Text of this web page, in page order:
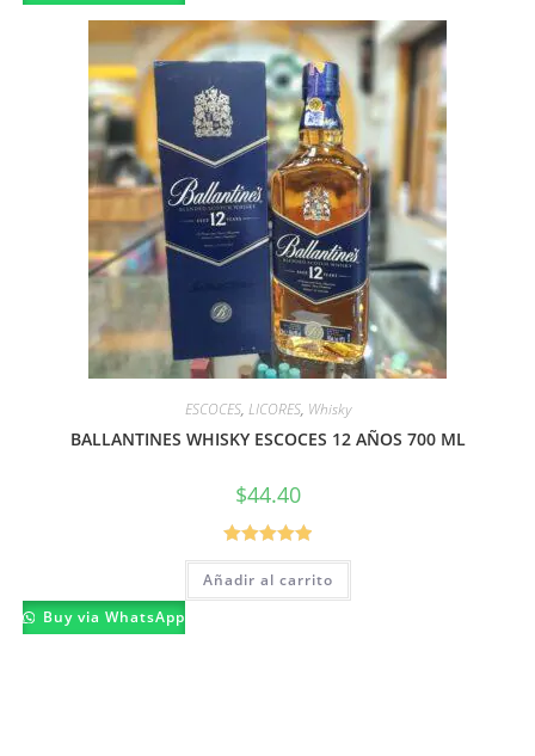
ESCOCES, LICORES, Whisky
BALLANTINES WHISKY ESCOCES 12 AÑOS 700 ML
$44.40
Valorado con
5.00de 5
Añadir al carrito
Buy via WhatsApp